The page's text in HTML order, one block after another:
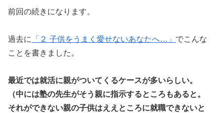
前回の続きになります。
過去に 「２ 子供をうまく愛せないあなたへ…」 でこんな
ことを書きました。
最近では就活に親がついてくるケースが多いらしい。
（中には塾の先生がそう親に指示するところもあると。
それができない親の子供はええところに就職できないと